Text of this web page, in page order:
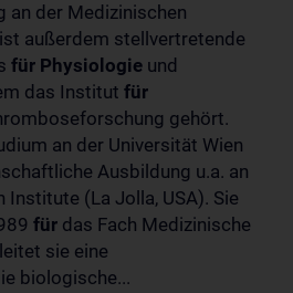
der Medizinischen
außerdem stellvertretende
für Physiologie und
das Institut für
gehört.
an der Universität Wien
Ausbildung u.a. an
Institute (La Jolla, USA). Sie
für das Fach Medizinische
sie eine
biologische...